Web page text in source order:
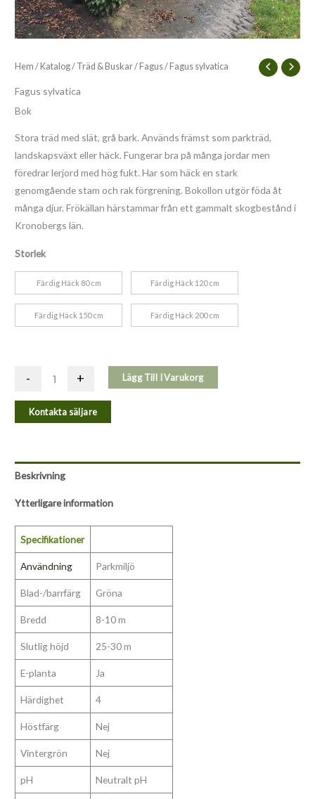
Hem /Katalog/ Träd & Buskar/Fagus/ Fagus sylvatica
Fagus sylvatica
Bok
Stora träd med slät, grå bark. Används främst som parkträd,
landskapsväxt eller häck. Fungerar bra på många jordar men
föredrar lerjord med hög fukt. Har som häck en stark
genomgående stam och rak förgrening. Bokollon utgör föda åt
många djur. Frökällan härstammar från ett gammalt skogbestånd i
Kronobergs län.
Storlek
Färdig Häck 80 cm Färdig Häck 120 cm
Färdig Häck 150 cm Färdig Häck 200 cm
- + Lägg Till I Varukorg
Kontakta säljare
Beskrivning
Ytterligare information
Specifikationer
Användning Parkmiljö
Blad-/barrfärg Gröna
Bredd 8-10 m
Slutlig höjd 25-30 m
E-planta Ja
Härdighet 4
Höstfärg Nej
Vintergrön Nej
pH Neutralt pH